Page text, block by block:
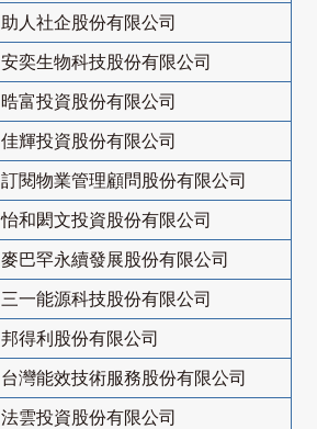
助人社企股份有限公司
安奕生物科技股份有限公司
晧富投資股份有限公司
佳輝投資股份有限公司
訂閱物業管理顧問股份有限公司
怡和閎文投資股份有限公司
麥巴罕永續發展股份有限公司
三一能源科技股份有限公司
邦得利股份有限公司
台灣能效技術服務股份有限公司
法雲投資股份有限公司